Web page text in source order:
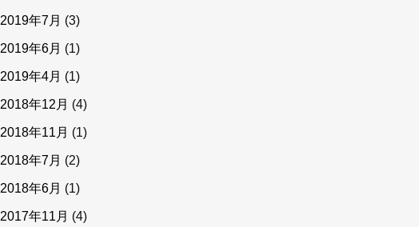
2019年7月 (3)
2019年6月 (1)
2019年4月 (1)
2018年12月 (4)
2018年11月 (1)
2018年7月 (2)
2018年6月 (1)
2017年11月 (4)